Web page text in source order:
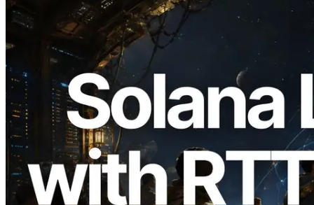
2026.08.05
ERPC expande a Solana Leader Slot API
com medição de ping a partir de 7 regiões
globais — Validators Information API